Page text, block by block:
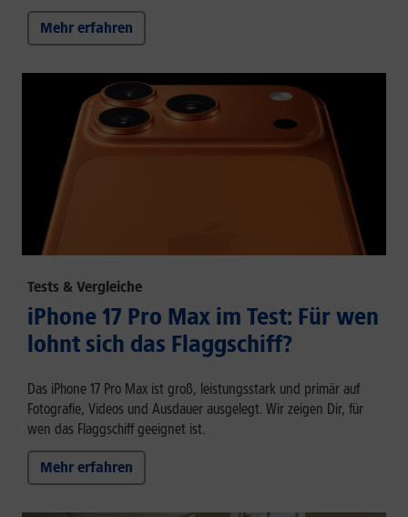
Mehr erfahren
Tests & Vergleiche
iPhone 17 Pro Max im Test: Für wen
lohnt sich das Flaggschiff?
Das iPhone 17 Pro Max ist groß, leistungsstark und primär auf
Fotografie, Videos und Ausdauer ausgelegt. Wir zeigen Dir, für
wen das Flaggschiff geeignet ist.
Mehr erfahren